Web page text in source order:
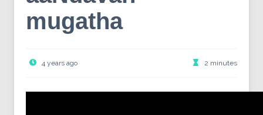
mugatha
4 years ago 2 minutes